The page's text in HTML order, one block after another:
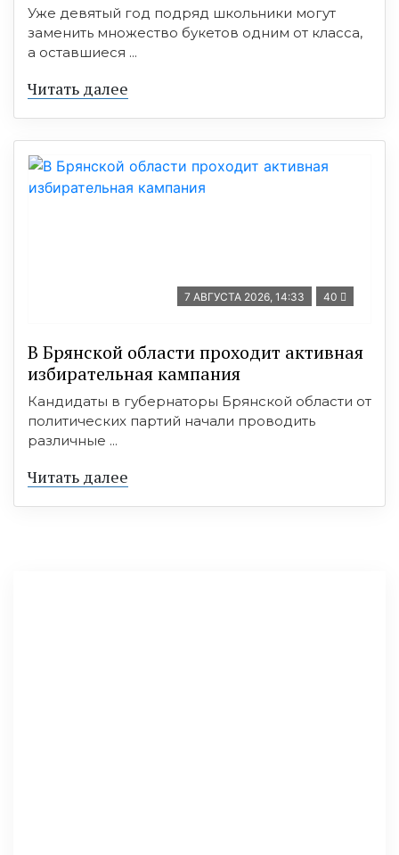
Уже девятый год подряд школьники могут
заменить множество букетов одним от класса,
а оставшиеся ...
Читать далее
7 АВГУСТА 2026, 14:33 40
В Брянской области проходит активная
избирательная кампания
Кандидаты в губернаторы Брянской области от
политических партий начали проводить
различные ...
Читать далее